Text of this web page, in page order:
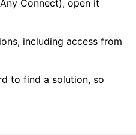
Connect), open it
including access from
to find a solution, so